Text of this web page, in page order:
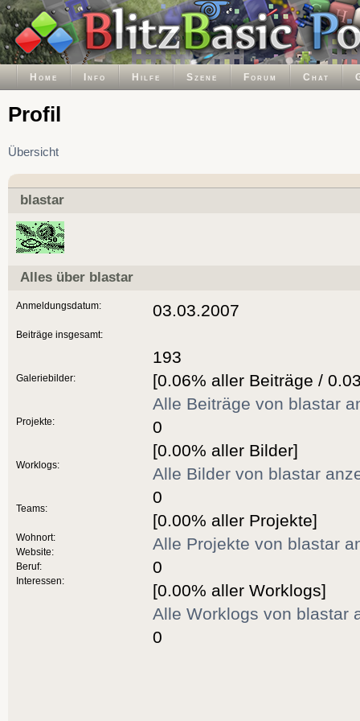
Home Info Hilfe Szene Forum Chat
Profil
Übersicht
blastar
Alles über blastar
Anmeldungsdatum:
Beiträge insgesamt:
Galeriebilder:
Projekte:
Worklogs:
Teams:
Wohnort:
Website:
Beruf:
Interessen:
03.03.2007
193
[0.06% aller Beiträge /
Alle Beiträge von blastar
0
[0.00% aller Bilder]
Alle Bilder von blastar
0
[0.00% aller Projekte]
Alle Projekte von blastar
0
[0.00% aller Worklogs]
Alle Worklogs von blastar
0